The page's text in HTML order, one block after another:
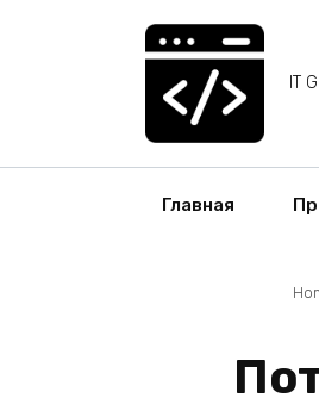
IT
Главная